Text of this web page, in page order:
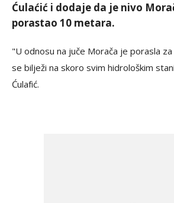
Ćulaćić i dodaje da je nivo
porastao 10 metara.
"U odnosu na juče Morača je porasla
se bilježi na skoro svim hidrološkim
Ćulafić.